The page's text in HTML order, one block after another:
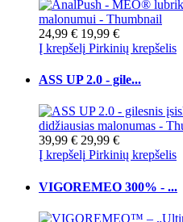
24,99 € 19,99 €
Į krepšelį Pirkinių krepšelis
ASS UP 2.0 - gile...
39,99 € 29,99 €
Į krepšelį Pirkinių krepšelis
VIGOREMEO 300% - ...